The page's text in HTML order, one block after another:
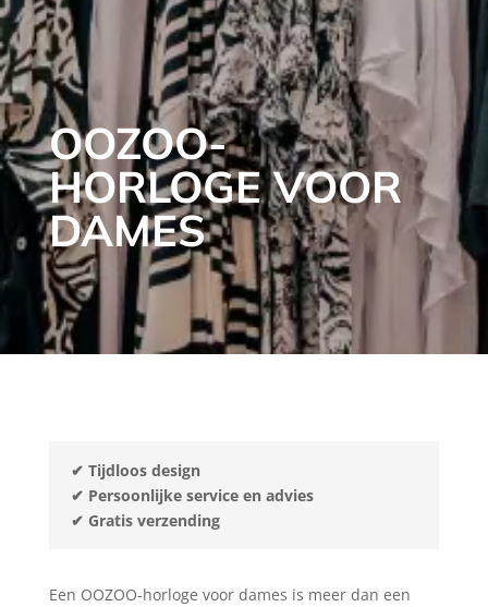
​OOZOO-
HORLOGE VOOR
DAMES
✔ Tijdloos design
✔ Persoonlijke service en advies
✔ Gratis verzending
Een OOZOO-horloge voor dames is meer dan een